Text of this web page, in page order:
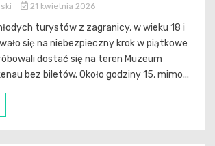
21 kwietnia 2026
turystów z zagranicy, w wieku 18 i
się na niebezpieczny krok w piątkowe
dostać się na teren Muzeum
bez biletów. Około godziny 15, mimo...